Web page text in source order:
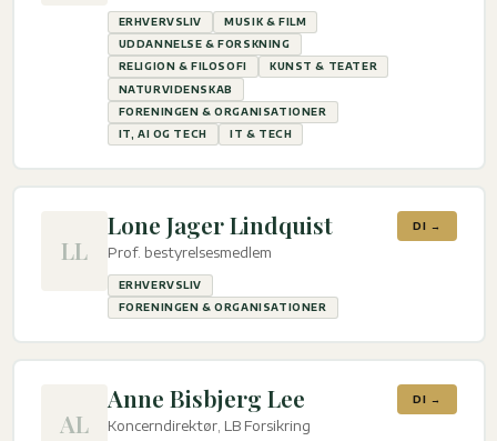
ERHVERVSLIV
MUSIK & FILM
UDDANNELSE & FORSKNING
RELIGION & FILOSOFI
KUNST & TEATER
NATURVIDENSKAB
FORENINGEN & ORGANISATIONER
IT, AI OG TECH
IT & TECH
LL
Lone Jager Lindquist
Prof. bestyrelsesmedlem
ERHVERVSLIV
FORENINGEN & ORGANISATIONER
DI →
AL
Anne Bisbjerg Lee
Koncerndirektør, LB Forsikring
DI →